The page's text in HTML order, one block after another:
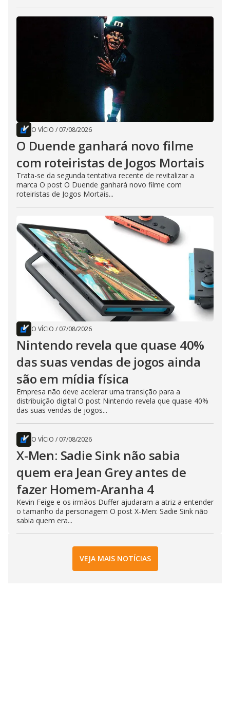
O VÍCIO / 07/08/2026
O Duende ganhará novo filme
com roteiristas de Jogos Mortais
Trata-se da segunda tentativa recente de revitalizar a
marca O post O Duende ganhará novo filme com
roteiristas de Jogos Mortais...
O VÍCIO / 07/08/2026
Nintendo revela que quase 40%
das suas vendas de jogos ainda
são em mídia física
Empresa não deve acelerar uma transição para a
distribuição digital O post Nintendo revela que quase 40%
das suas vendas de jogos...
O VÍCIO / 07/08/2026
X-Men: Sadie Sink não sabia
quem era Jean Grey antes de
fazer Homem-Aranha 4
Kevin Feige e os irmãos Duffer ajudaram a atriz a entender
o tamanho da personagem O post X-Men: Sadie Sink não
sabia quem era...
VEJA MAIS NOTÍCIAS